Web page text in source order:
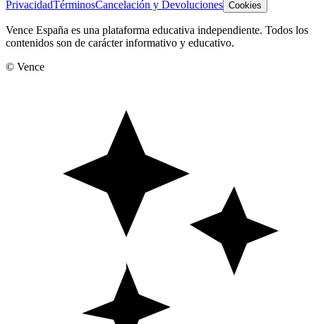
PrivacidadTérminosCancelación y Devoluciones Cookies
Vence España es una plataforma educativa independiente. Todos los
contenidos son de carácter informativo y educativo.
© Vence